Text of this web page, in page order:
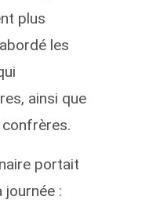
plus
les
ainsi que
portait
journée :